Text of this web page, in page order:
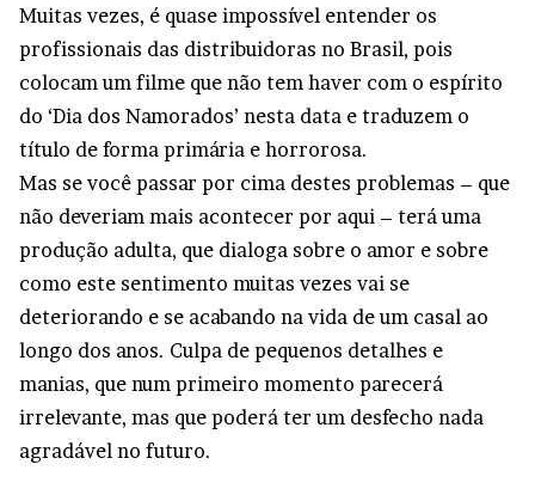
Muitas vezes, é quase impossível entender os
profissionais das distribuidoras no Brasil, pois
colocam um filme que não tem haver com o espírito
do ‘Dia dos Namorados’ nesta data e traduzem o
título de forma primária e horrorosa.
Mas se você passar por cima destes problemas – que
não deveriam mais acontecer por aqui – terá uma
produção adulta, que dialoga sobre o amor e sobre
como este sentimento muitas vezes vai se
deteriorando e se acabando na vida de um casal ao
longo dos anos. Culpa de pequenos detalhes e
manias, que num primeiro momento parecerá
irrelevante, mas que poderá ter um desfecho nada
agradável no futuro.